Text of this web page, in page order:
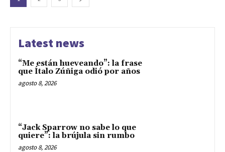
Latest news
“Me están hueveando”: la frase
que Ítalo Zúñiga odió por años
agosto 8, 2026
“Jack Sparrow no sabe lo que
quiere”: la brújula sin rumbo
agosto 8, 2026